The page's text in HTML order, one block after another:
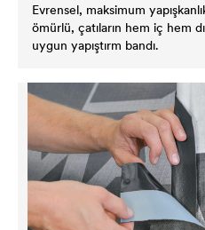
Evrensel, maksimum
ömürlü, çatıların hem iç hem
uygun yapıştırm bandı.